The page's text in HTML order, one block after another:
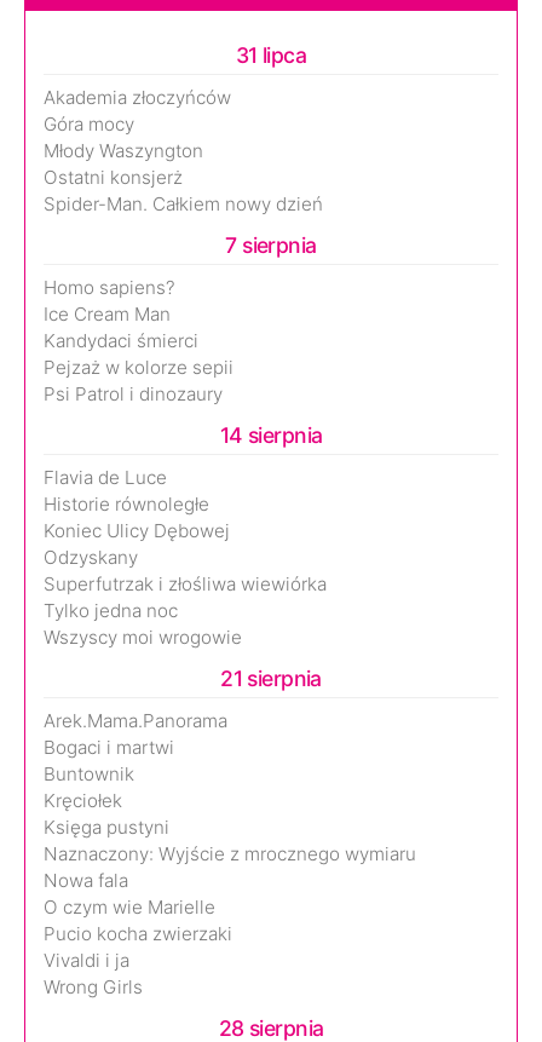
31 lipca
Akademia złoczyńców
Góra mocy
Młody Waszyngton
Ostatni konsjerż
Spider-Man. Całkiem nowy dzień
7 sierpnia
Homo sapiens?
Ice Cream Man
Kandydaci śmierci
Pejzaż w kolorze sepii
Psi Patrol i dinozaury
14 sierpnia
Flavia de Luce
Historie równoległe
Koniec Ulicy Dębowej
Odzyskany
Superfutrzak i złośliwa wiewiórka
Tylko jedna noc
Wszyscy moi wrogowie
21 sierpnia
Arek.Mama.Panorama
Bogaci i martwi
Buntownik
Kręciołek
Księga pustyni
Naznaczony: Wyjście z mrocznego wymiaru
Nowa fala
O czym wie Marielle
Pucio kocha zwierzaki
Vivaldi i ja
Wrong Girls
28 sierpnia